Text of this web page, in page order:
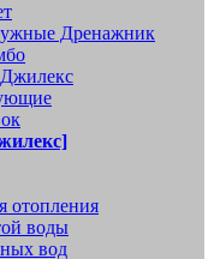
Дренажник
отопления
воды
вод